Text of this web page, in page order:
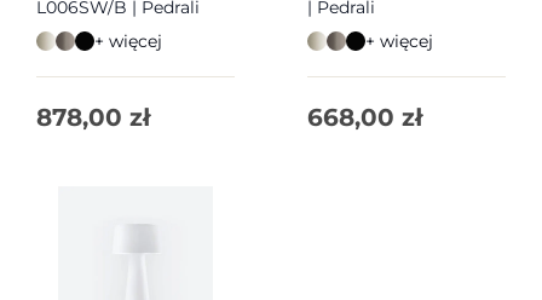
L006SW/B | Pedrali
+ więcej
878,00 zł
| Pedrali
+ więcej
668,00 zł